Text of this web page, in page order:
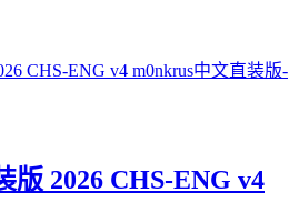
版 2026 CHS-ENG v4